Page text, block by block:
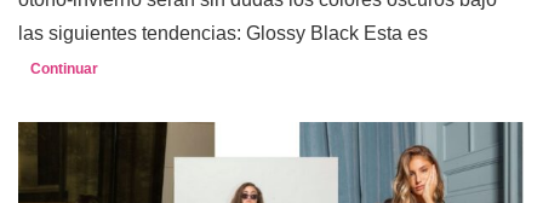
las siguientes tendencias: Glossy Black Esta es
Continuar